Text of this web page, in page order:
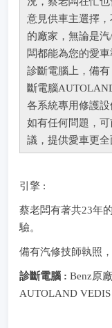
意見供車主選擇
的廠家，無論是
闆都能為您的愛
診斷電腦上，備
斷電腦
各系統專用修護
如有任何問題，
議，提供愛車更全
引擎 :
蔡老闆有著共23年
驗。
備有汽修技師執照
診斷電腦 : Benz原
AUTOLAND